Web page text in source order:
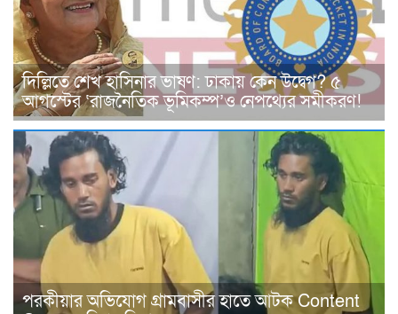
দিল্লিতে শেখ হাসিনার ভাষণ: ঢাকায় কেন উদ্বেগ? ৫
আগস্টের ‘রাজনৈতিক ভূমিকম্প’ও নেপথ্যের সমীকরণ!
পরকীয়ার অভিযোগ গ্রামবাসীর হাতে আটক Content